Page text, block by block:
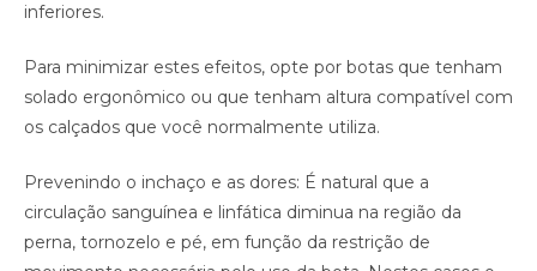
inferiores.
Para minimizar estes efeitos, opte por botas que tenham
solado ergonômico ou que tenham altura compatível com
os calçados que você normalmente utiliza.
Prevenindo o inchaço e as dores: É natural que a
circulação sanguínea e linfática diminua na região da
perna, tornozelo e pé, em função da restrição de